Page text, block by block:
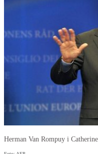
Herman Van Rompuy i